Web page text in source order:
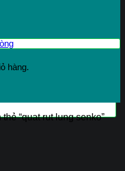
hàng.
“quat rut lung senko”